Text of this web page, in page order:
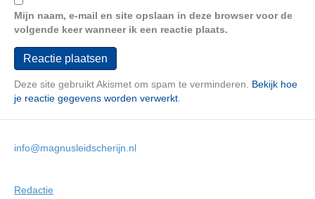
Mijn naam, e-mail en site opslaan in deze browser voor de
volgende keer wanneer ik een reactie plaats.
Deze site gebruikt Akismet om spam te verminderen. Bekijk hoe
je reactie gegevens worden verwerkt
info@magnusleidscherijn.nl
Redactie